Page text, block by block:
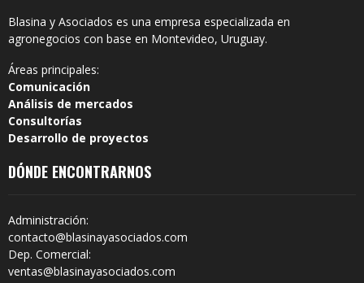
Blasina y Asociados es una empresa especializada en
agronegocios con base en Montevideo, Uruguay.
Áreas principales:
Comunicación
Análisis de mercados
Consultorías
Desarrollo de proyectos
DÓNDE ENCONTRARNOS
Administración:
contacto@blasinayasociados.com
Dep. Comercial:
ventas@blasinayasociados.com